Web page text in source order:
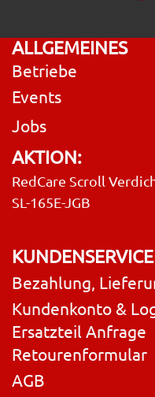
ALLGEMEINES
Betriebe
Events
Jobs
AKTION:
RedCare Scroll
SL-165E-JGB
KUNDENSERVICE
Bezahlung,
Kundenkonto &
Ersatzteil Anfrage
Retourenformular
AGB